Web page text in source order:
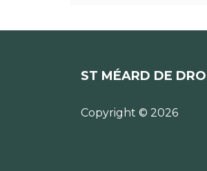
ST MÉARD DE
Copyright © 2026